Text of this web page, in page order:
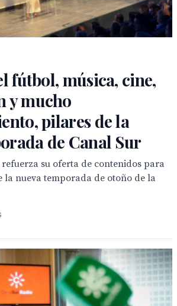
fútbol, música, cine,
y mucho
pilares de la
de Canal Sur
su oferta de contenidos para
nueva temporada de otoño de la